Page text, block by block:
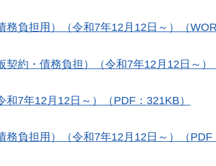
務負担用）（令和7年12月12日～）（
契約・債務負担）（令和7年12月12日～）
7年12月12日～）（PDF：321KB）
負担用）（令和7年12月12日～）（PDF